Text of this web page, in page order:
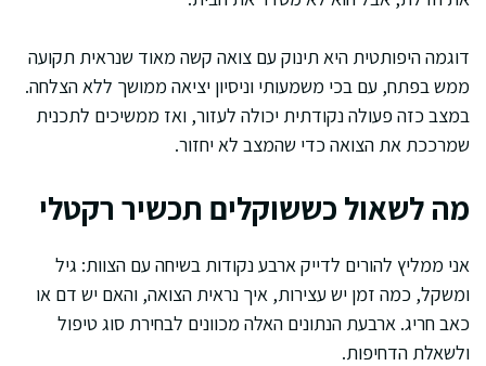
דוגמה היפותטית היא תינוק עם צואה קשה מאוד שנראית תקועה
ממש בפתח, עם בכי משמעותי וניסיון יציאה ממושך ללא הצלחה.
במצב כזה פעולה נקודתית יכולה לעזור, ואז ממשיכים לתכנית
שמרככת את הצואה כדי שהמצב לא יחזור.
מה לשאול כששוקלים תכשיר רקטלי
אני ממליץ להורים לדייק ארבע נקודות בשיחה עם הצוות: גיל
ומשקל, כמה זמן יש עצירות, איך נראית הצואה, והאם יש דם או
כאב חריג. ארבעת הנתונים האלה מכוונים לבחירת סוג טיפול
ולשאלת הדחיפות.